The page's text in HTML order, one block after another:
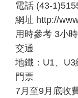
電話 (43-
網址 http://
用時參考 3小時
交通
地鐵：U1、
門票
7月至9月底收